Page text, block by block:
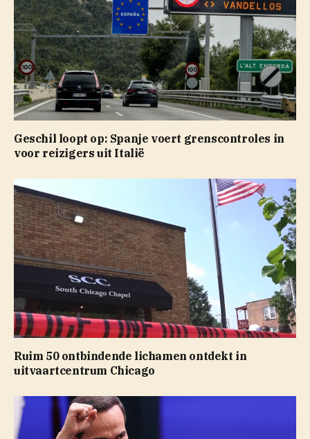
Geschil loopt op: Spanje voert grenscontroles in
voor reizigers uit Italië
Ruim 50 ontbindende lichamen ontdekt in
uitvaartcentrum Chicago